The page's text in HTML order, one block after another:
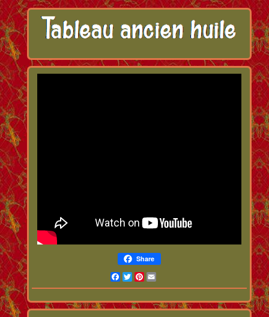
Share
Facebook
TwitterPinterest